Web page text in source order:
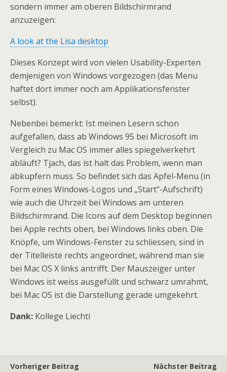
sondern immer am oberen Bildschirmrand
anzuzeigen:
A look at the Lisa desktop
Dieses Konzept wird von vielen Usability-Experten
demjenigen von Windows vorgezogen (das Menu
haftet dort immer noch am Applikationsfenster
selbst).
Nebenbei bemerkt: Ist meinen Lesern schon
aufgefallen, dass ab Windows 95 bei Microsoft im
Vergleich zu Mac OS immer alles spiegelverkehrt
abläuft? Tjach, das ist halt das Problem, wenn man
abkupfern muss. So befindet sich das Apfel-Menu (in
Form eines Windows-Logos und „Start“-Aufschrift)
wie auch die Uhrzeit bei Windows am unteren
Bildschirmrand. Die Icons auf dem Desktop beginnen
bei Apple rechts oben, bei Windows links oben. Die
Knöpfe, um Windows-Fenster zu schliessen, sind in
der Titelleiste rechts angeordnet, während man sie
bei Mac OS X links antrifft. Der Mauszeiger unter
Windows ist weiss ausgefüllt und schwarz umrahmt,
bei Mac OS ist die Darstellung gerade umgekehrt.
Dank: Kollege Liechti
Vorheriger Beitrag
Nächster Beitrag